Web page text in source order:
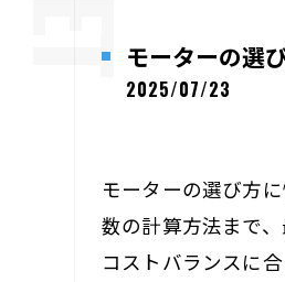
モーターの選
2025/07/23
モーターの選び方
数の計算方法まで
コストバランスに